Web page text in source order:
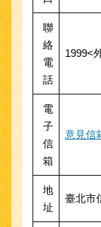
聯
絡
電
話
1999<
電
子
信
箱
意見信
地
址
臺北市